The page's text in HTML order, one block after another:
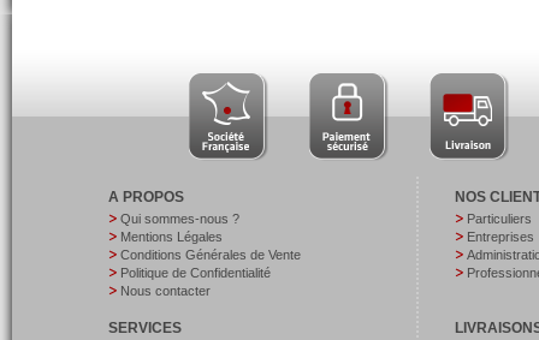
A PROPOS
Qui sommes-nous ?
Mentions Légales
Conditions Générales de Vente
Politique de Confidentialité
Nous contacter
SERVICES
NOS
Particuliers
Entreprises